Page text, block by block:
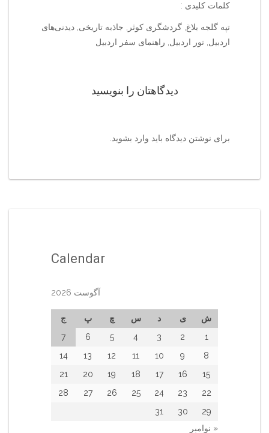
کلمات کلیدی :
تپه گلجه بلاغ, گردشگری کوثر, جاذبه تاریخی, دیدنی‌های
اردبیل, تور اردبیل, راهنمای سفر اردبیل
دیدگاهتان را بنویسید
برای نوشتن دیدگاه باید وارد بشوید.
Calendar
آگوست 2026
ش ی د س چ پ
ج
1
2
3
4
5
6
7
8
9
10
11
12
13
14
15
16
17
18
19
20
21
22
23
24
25
26
27
28
29
30
31
« نوامبر